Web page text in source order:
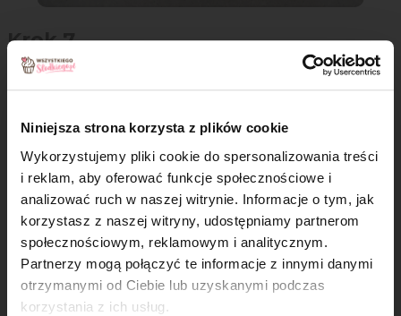
Niniejsza strona korzysta z plików cookie
Wykorzystujemy pliki cookie do spersonalizowania treści
i reklam, aby oferować funkcje społecznościowe i
analizować ruch w naszej witrynie. Informacje o tym, jak
korzystasz z naszej witryny, udostępniamy partnerom
społecznościowym, reklamowym i analitycznym.
Partnerzy mogą połączyć te informacje z innymi danymi
otrzymanymi od Ciebie lub uzyskanymi podczas
korzystania z ich usług.
Krok 7
Masę kokosową przełóż na wystudzone czekoladowe ciasto
i delikatnie wyrównaj. Odstaw do lodówki na godzinę.
×